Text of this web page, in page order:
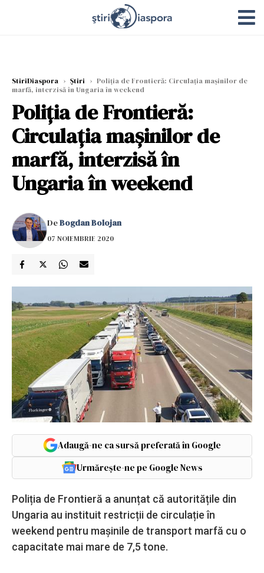
StiriDiaspora › Știri › Poliția de Frontieră: Circulația mașinilor de
marfă, interzisă în Ungaria în weekend
Poliția de Frontieră:
Circulația mașinilor de
marfă, interzisă în
Ungaria în weekend
DeBogdan Bolojan
07 NOIEMBRIE 2020
Adaugă-ne ca sursă preferată în Google
Urmărește-ne pe Google News
Poliția de Frontieră a anunțat că autoritățile din
Ungaria au instituit restricții de circulație în
weekend pentru mașinile de transport marfă cu o
capacitate mai mare de 7,5 tone.